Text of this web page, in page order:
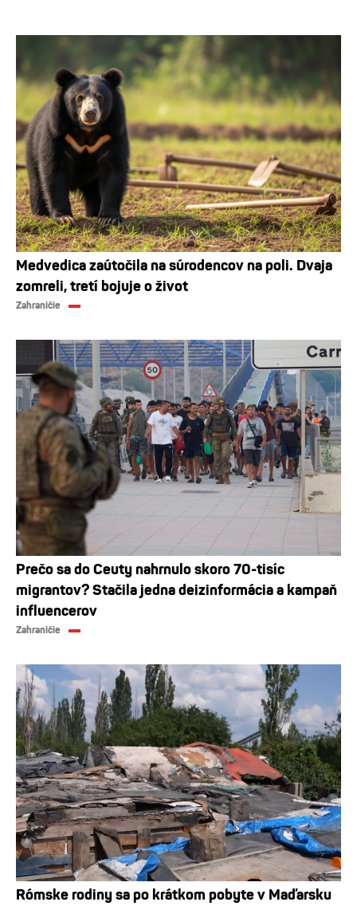
Medvedica zaútočila na súrodencov na poli. Dvaja
zomreli, tretí bojuje o život
Zahraničie
Prečo sa do Ceuty nahrnulo skoro 70-tisíc
migrantov? Stačila jedna deizinformácia a kampaň
influencerov
Zahraničie
Rómske rodiny sa po krátkom pobyte v Maďarsku